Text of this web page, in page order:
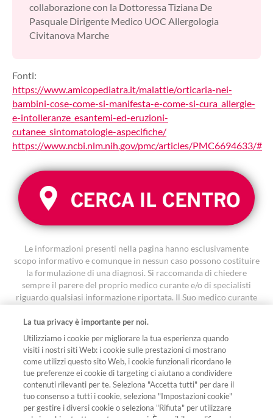
collaborazione con la Dottoressa Tiziana De
Pasquale Dirigente Medico UOC Allergologia
Civitanova Marche
Fonti:
https://www.amicopediatra.it/malattie/orticaria-nei-
bambini-cose-come-si-manifesta-e-come-si-cura_allergie-
e-intolleranze_esantemi-ed-eruzioni-
cutanee_sintomatologie-aspecifiche/
https://www.ncbi.nlm.nih.gov/pmc/articles/PMC6694633/#
Le informazioni presenti nella pagina hanno esclusivamente
scopo informativo e comunque in nessun caso possono costituire
la formulazione di una diagnosi. Si raccomanda di chiedere
sempre il parere del proprio medico curante e/o di specialisti
riguardo qualsiasi informazione riportata. Il Suo medico curante
personalizzata
I contenuti sono stati oggetto di revisione ed approvati con
codice FA-11642616 in data 7 aprile 2026.
Seguici sui social
La tua privacy è importante per noi.
Utilizziamo i cookie per migliorare la tua esperienza quando
visiti i nostri siti Web: i cookie sulle prestazioni ci mostrano
come utilizzi questo sito Web, i cookie funzionali ricordano le
tue preferenze ei cookie di targeting ci aiutano a condividere
contenuti rilevanti per te. Seleziona "Accetta tutti" per dare il
tuo consenso a tutti i cookie, seleziona "Impostazioni cookie"
per gestire i diversi cookie o seleziona "Rifiuta" per utilizzare